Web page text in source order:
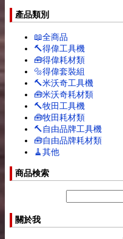
產品類別
📖全商品
🔨得偉工具機
🧰得偉耗材類
🔩得偉套裝組
🔨米沃奇工具機
🧰米沃奇耗材類
🔨牧田工具機
🧰牧田耗材類
🔨自由品牌工具機
🧰自由品牌耗材類
🧹其他
商品検索
關於我